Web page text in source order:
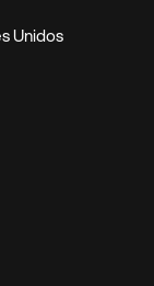
Unidos